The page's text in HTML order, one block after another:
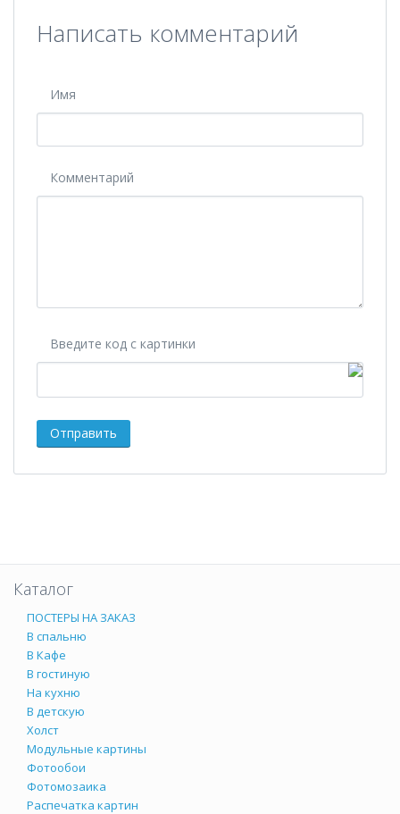
Написать комментарий
Имя
Комментарий
Введите код с картинки
Каталог
ПОСТЕРЫ НА ЗАКАЗ
В спальню
В Кафе
В гостиную
На кухню
В детскую
Холст
Модульные картины
Фотообои
Фотомозаика
Распечатка картин